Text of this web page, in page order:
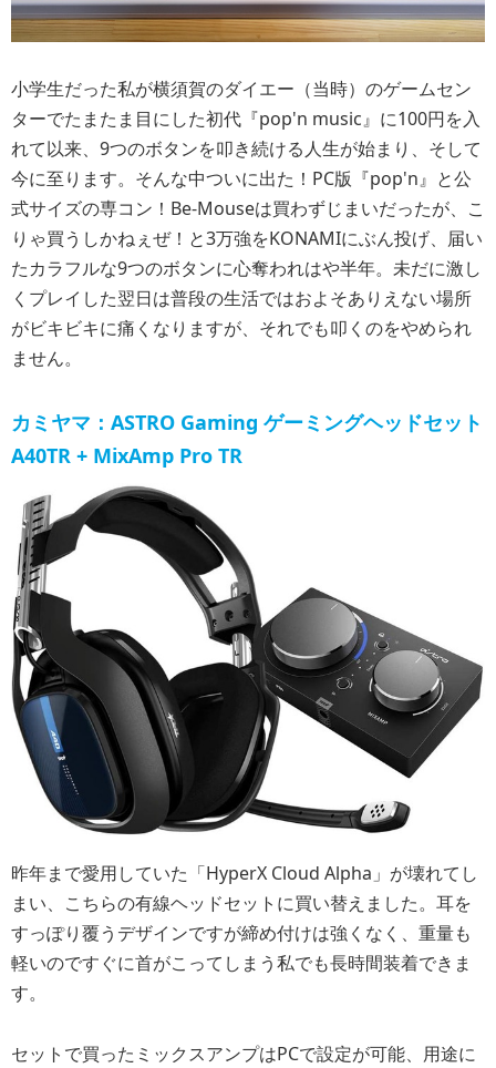
小学生だった私が横須賀のダイエー（当時）のゲームセン
ターでたまたま目にした初代『pop'n music』に100円を入
れて以来、9つのボタンを叩き続ける人生が始まり、そして
今に至ります。そんな中ついに出た！PC版『pop'n』と公
式サイズの専コン！Be-Mouseは買わずじまいだったが、こ
りゃ買うしかねぇぜ！と3万強をKONAMIにぶん投げ、届い
たカラフルな9つのボタンに心奪われはや半年。未だに激し
くプレイした翌日は普段の生活ではおよそありえない場所
がビキビキに痛くなりますが、それでも叩くのをやめられ
ません。
カミヤマ：ASTRO Gaming ゲーミングヘッドセット
A40TR + MixAmp Pro TR
昨年まで愛用していた「HyperX Cloud Alpha」が壊れてし
まい、こちらの有線ヘッドセットに買い替えました。耳を
すっぽり覆うデザインですが締め付けは強くなく、重量も
軽いのですぐに首がこってしまう私でも長時間装着できま
す。
セットで買ったミックスアンプはPCで設定が可能、用途に